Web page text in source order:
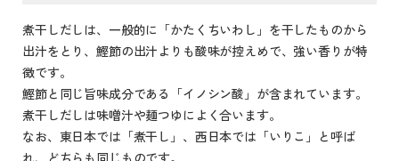
煮干しだしは、一般的に「かたくちいわし」を干したものから
出汁をとり、鰹節の出汁よりも酸味が控えめで、強い香りが特
徴です。
鰹節と同じ旨味成分である「イノシン酸」が含まれています。
煮干しだしは味噌汁や麺つゆによく合います。
なお、東日本では「煮干し」、西日本では「いりこ」と呼ば
れ、どちらも同じものです。